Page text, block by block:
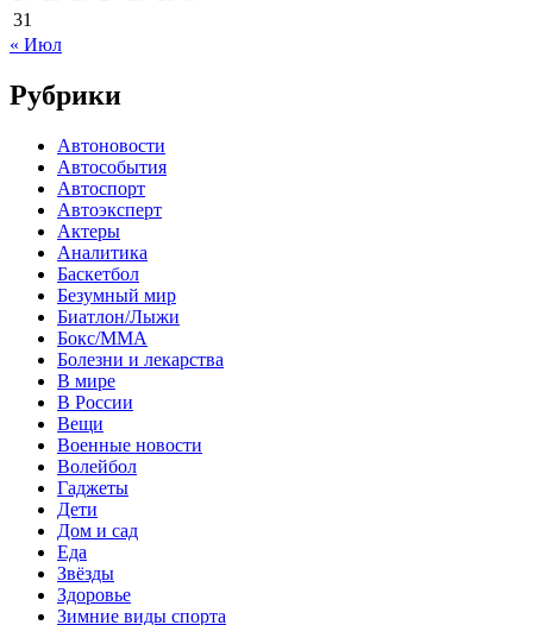
31
« Июл
Рубрики
Автоновости
Автособытия
Автоспорт
Автоэксперт
Актеры
Аналитика
Баскетбол
Безумный мир
Биатлон/Лыжи
Бокс/MMA
Болезни и лекарства
В мире
В России
Вещи
Военные новости
Волейбол
Гаджеты
Дети
Дом и сад
Еда
Звёзды
Здоровье
Зимние виды спорта